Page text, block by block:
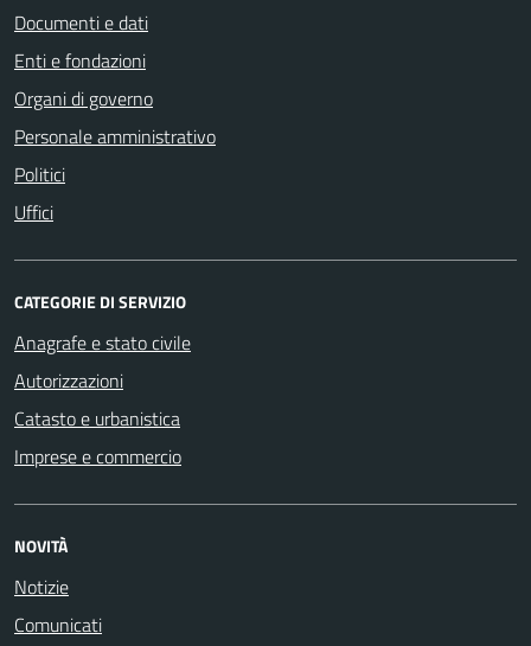
Documenti e dati
Enti e fondazioni
Organi di governo
Personale amministrativo
Politici
Uffici
CATEGORIE DI SERVIZIO
Anagrafe e stato civile
Autorizzazioni
Catasto e urbanistica
Imprese e commercio
NOVITÀ
Notizie
Comunicati